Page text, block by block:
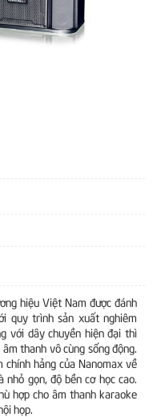
hiệu Việt Nam được đánh
quy trình sản xuất nghiêm
với dây chuyền hiện đại thì
thanh vô cùng sống động.
chính hảng của Nanomax về
gọn, độ bền cơ học cao.
hợp cho âm thanh karaoke
họp.